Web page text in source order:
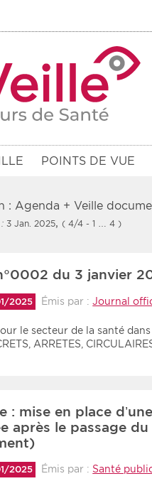
POINTS DE VUE
vous des 7 prochains jours
des 10 derniers jours
mots clés
: Agenda + Veille
3 Jan. 2025, ( 4/4 - 1 … 4 )
du 3 janvier
2025 Émis par :Journal
le secteur de la santé
ARRETES,
: mise en place
après le passage
2025 Émis par : Santé